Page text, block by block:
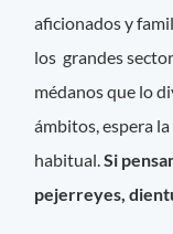
aficionados y
los grandes
médanos que lo
ámbitos, espera
habitual.Si
pejerreyes,